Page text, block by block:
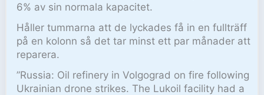
6% av sin normala kapacitet.
Håller tummarna att de lyckades få in en fullträff
på en kolonn så det tar minst ett par månader att
reparera.
”Russia: Oil refinery in Volgograd on fire following
Ukrainian drone strikes. The Lukoil facility had a